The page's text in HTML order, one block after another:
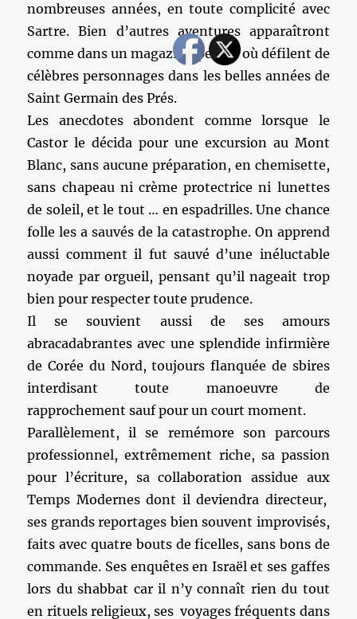
nombreuses années, en toute complicité avec
Sartre. Bien d’autres aventures apparaîtront
comme dans un magazine people où défilent de
célèbres personnages dans les belles années de
Saint Germain des Prés.
Les anecdotes abondent comme lorsque le
Castor le décida pour une excursion au Mont
Blanc, sans aucune préparation, en chemisette,
sans chapeau ni crème protectrice ni lunettes
de soleil, et le tout … en espadrilles. Une chance
folle les a sauvés de la catastrophe. On apprend
aussi comment il fut sauvé d’une inéluctable
noyade par orgueil, pensant qu’il nageait trop
bien pour respecter toute prudence.
Il se souvient aussi de ses amours
abracadabrantes avec une splendide infirmière
de Corée du Nord, toujours flanquée de sbires
interdisant toute manoeuvre de
rapprochement sauf pour un court moment.
Parallèlement, il se remémore son parcours
professionnel, extrêmement riche, sa passion
pour l’écriture, sa collaboration assidue aux
Temps Modernes dont il deviendra directeur,
ses grands reportages bien souvent improvisés,
faits avec quatre bouts de ficelles, sans bons de
commande. Ses enquêtes en Israël et ses gaffes
lors du shabbat car il n’y connaît rien du tout
en rituels religieux, ses voyages fréquents dans